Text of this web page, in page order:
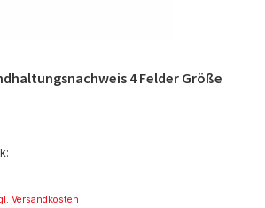
Bewertung von 0 von 5 Sternen
4 Felder Größe
Versandkosten